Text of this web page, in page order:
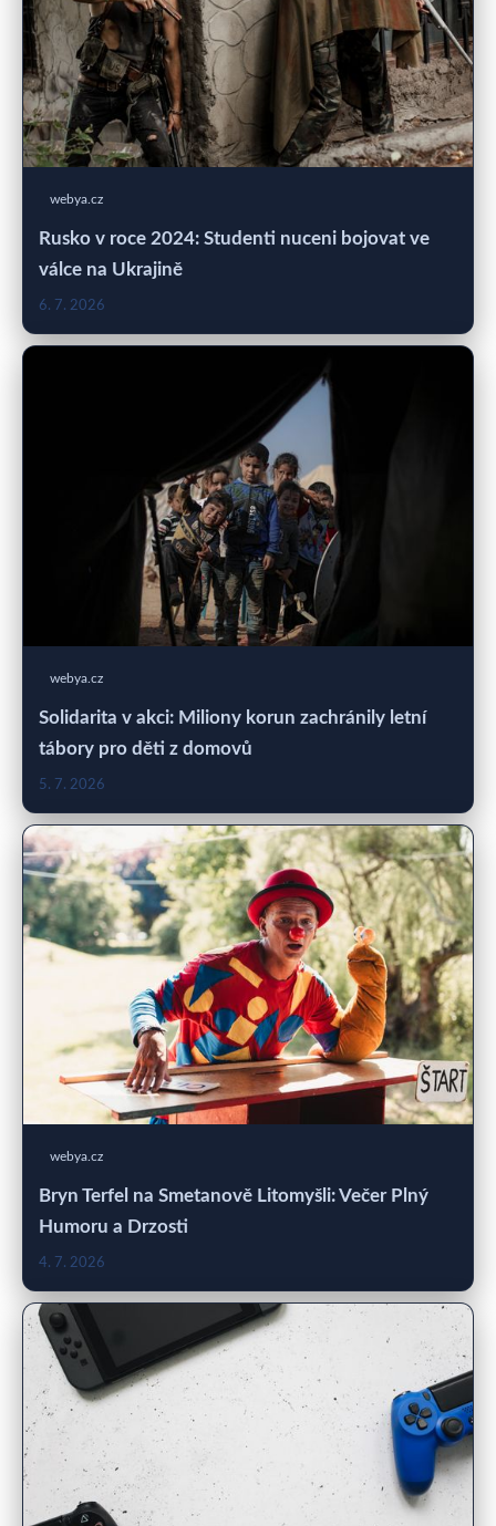
webya.cz
Rusko v roce 2024: Studenti nuceni bojovat ve
válce na Ukrajině
6. 7. 2026
webya.cz
Solidarita v akci: Miliony korun zachránily letní
tábory pro děti z domovů
5. 7. 2026
webya.cz
Bryn Terfel na Smetanově Litomyšli: Večer Plný
Humoru a Drzosti
4. 7. 2026